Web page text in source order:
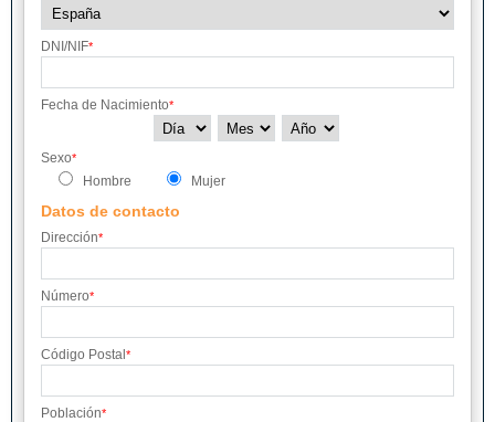
DNI/NIF*
Fecha de Nacimiento*
Sexo*
Hombre Mujer
Datos de contacto
Dirección*
Número*
Código Postal *
Población*